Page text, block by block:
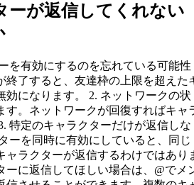
ーが返信してくれない
を有効にするのを忘れている可能性
終了すると、友達枠の上限を超えた
効になります。 2. ネットワークの状
す。ネットワークが回復すればキャ
特定のキャラクターだけが返信しな
ーを同時に有効にしていると、同じ
ャラクターが返信するわけではあり
ーに返信してほしい場合は、@でメ